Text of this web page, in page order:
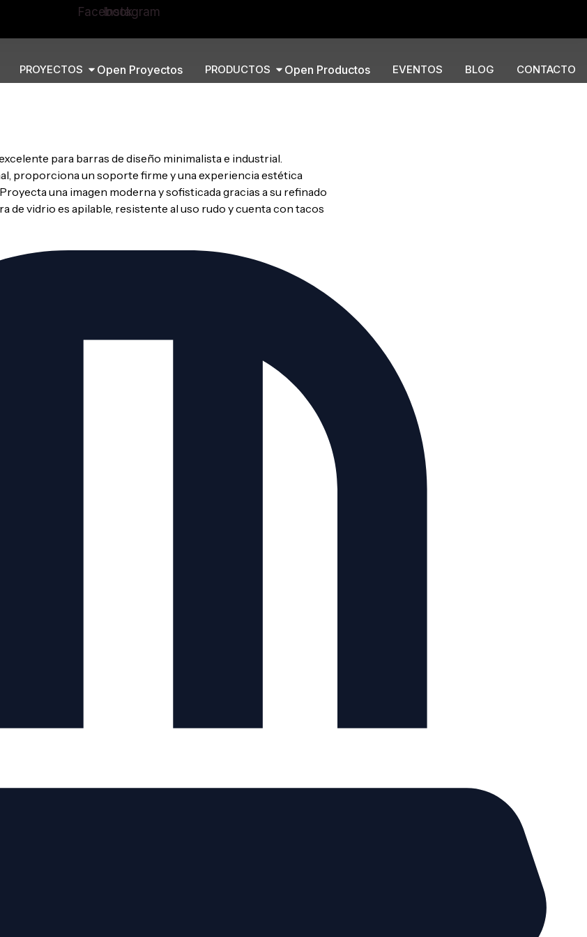
Facebook
Instagram
PROYECTOS Open Proyectos PRODUCTOS Open Productos EVENTOS BLOG CONTACTO
para barras de diseño minimalista e industrial.
proporciona un soporte firme y una experiencia estética
una imagen moderna y sofisticada gracias a su refinado
de vidrio es apilable, resistente al uso rudo y cuenta con tacos